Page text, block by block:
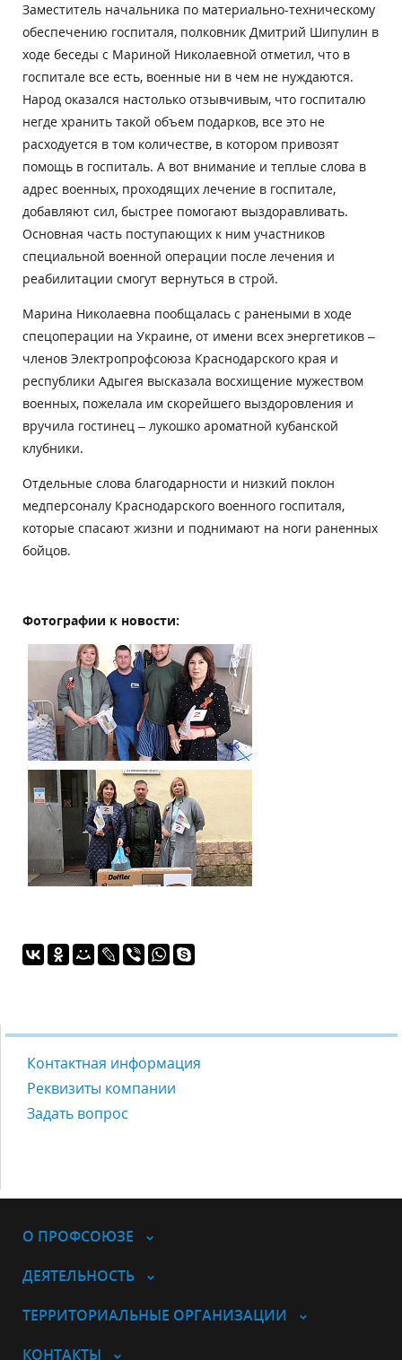
Заместитель начальника по материально-техническому
обеспечению госпиталя, полковник Дмитрий Шипулин в
ходе беседы с Мариной Николаевной отметил, что в
госпитале все есть, военные ни в чем не нуждаются.
Народ оказался настолько отзывчивым, что госпиталю
негде хранить такой объем подарков, все это не
расходуется в том количестве, в котором привозят
помощь в госпиталь. А вот внимание и теплые слова в
адрес военных, проходящих лечение в госпитале,
добавляют сил, быстрее помогают выздоравливать.
Основная часть поступающих к ним участников
специальной военной операции после лечения и
реабилитации смогут вернуться в строй.
Марина Николаевна пообщалась с ранеными в ходе
спецоперации на Украине, от имени всех энергетиков –
членов Электропрофсоюза Краснодарского края и
республики Адыгея высказала восхищение мужеством
военных, пожелала им скорейшего выздоровления и
вручила гостинец – лукошко ароматной кубанской
клубники.
Отдельные слова благодарности и низкий поклон
медперсоналу Краснодарского военного госпиталя,
которые спасают жизни и поднимают на ноги раненных
бойцов.
Фотографии к новости:
Контактная информация
Реквизиты компании
Задать вопрос
О ПРОФСОЮЗЕ
ДЕЯТЕЛЬНОСТЬ
ТЕРРИТОРИАЛЬНЫЕ ОРГАНИЗАЦИИ
КОНТАКТЫ